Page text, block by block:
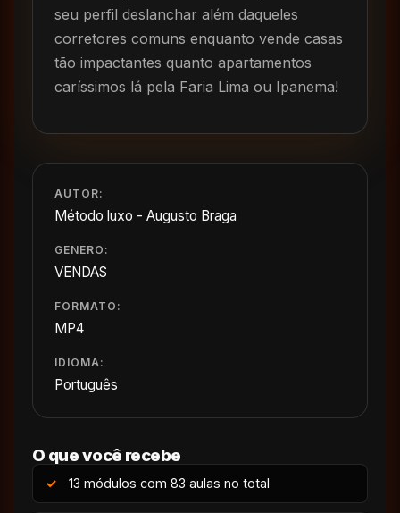
seu perfil deslanchar além daqueles
corretores comuns enquanto vende casas
tão impactantes quanto apartamentos
caríssimos lá pela Faria Lima ou Ipanema!
AUTOR:
Método luxo - Augusto Braga
GENERO:
VENDAS
FORMATO:
MP4
IDIOMA:
Português
O que você recebe
13 módulos com 83 aulas no total